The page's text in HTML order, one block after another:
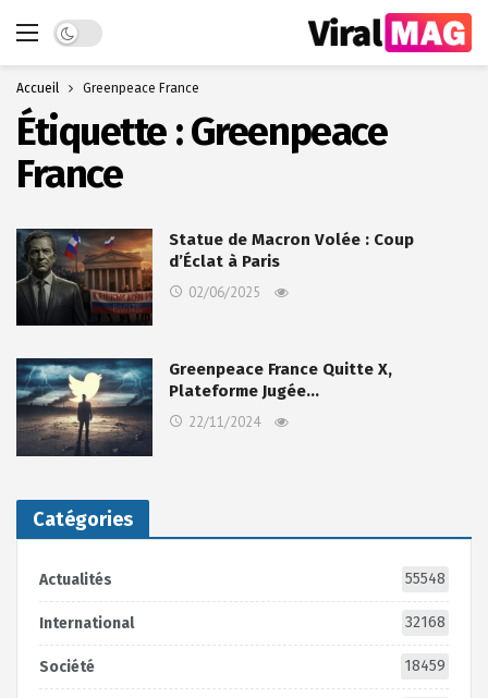
Dark mode
Accueil Greenpeace France
Étiquette :Greenpeace
France
Statue de Macron Volée : Coup
d’Éclat à Paris
02/06/2025
Greenpeace France Quitte X,
Plateforme Jugée…
22/11/2024
Catégories
Actualités 55548
International 32168
Société 18459